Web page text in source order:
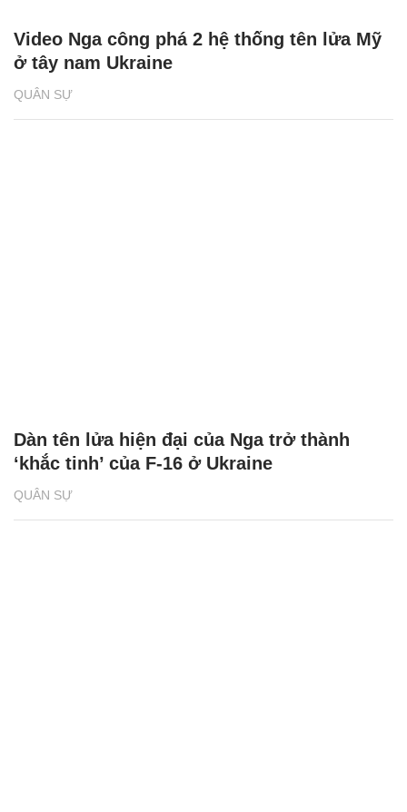
QUÂN SỰ
Video Nga công phá 2 hệ thống tên lửa Mỹ
ở tây nam Ukraine
QUÂN SỰ
Dàn tên lửa hiện đại của Nga trở thành
‘khắc tinh’ của F-16 ở Ukraine